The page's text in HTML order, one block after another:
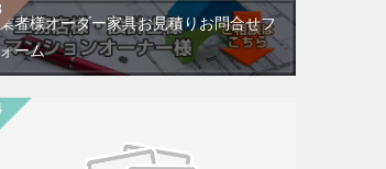
業者様オーダー家具お見積りお問合せフ
ォーム